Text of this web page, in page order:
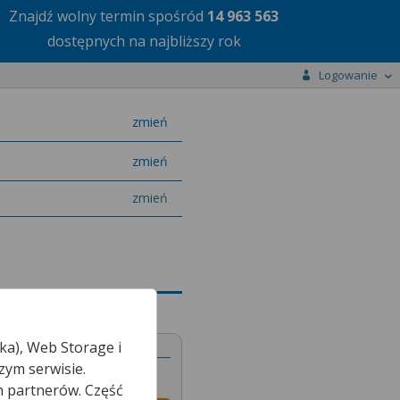
Znajdź wolny termin spośród 14 963 563
dostępnych na najbliższy rok
Logowanie
zmień
miasto
zmień
specjalizację
zmień
Web Storage i
serwisie.
partnerów. Część